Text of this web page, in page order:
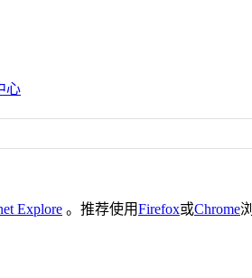
心
Explore 。推荐使用Firefox或Chrome